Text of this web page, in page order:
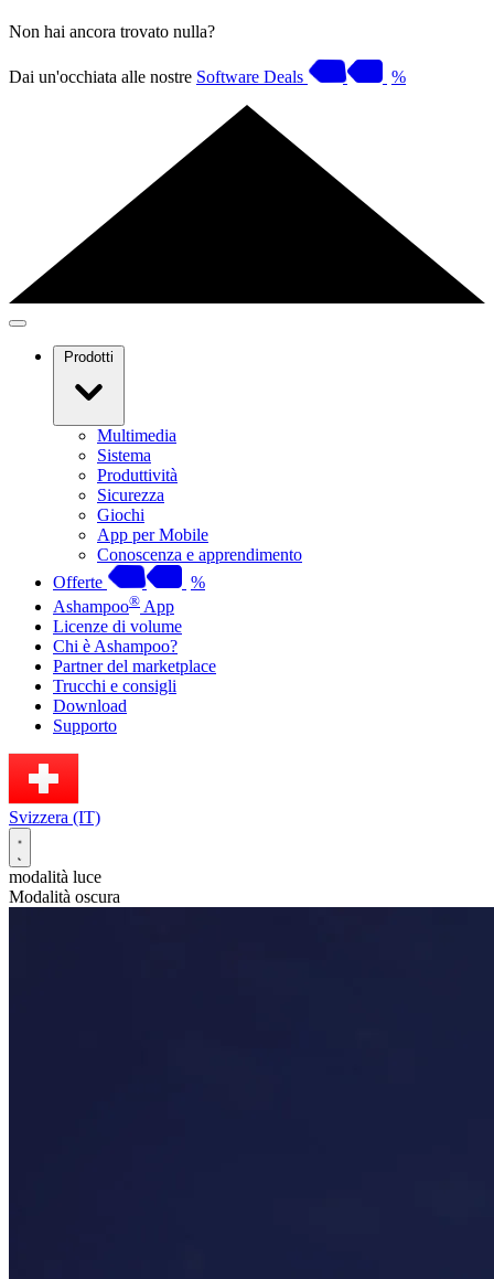
Non hai ancora trovato nulla?
Dai un'occhiata alle nostre Software Deals %
Prodotti
Multimedia
Sistema
Produttività
Sicurezza
Giochi
App per Mobile
Conoscenza e apprendimento
Offerte
%
Ashampoo® App
Licenze di volume
Chi è Ashampoo?
Partner del marketplace
Trucchi e consigli
Download
Supporto
Svizzera (IT)
modalità luce
Modalità oscura